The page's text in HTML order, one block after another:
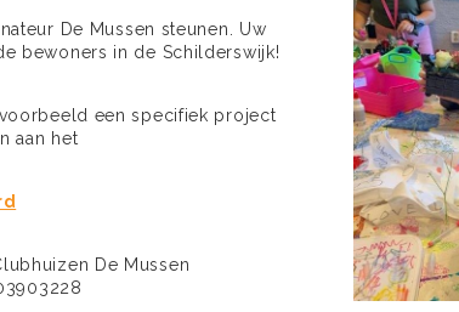
De Mussen steunen. Uw
bewoners in de Schilderswijk!
een specifiek project
aan het
De Mussen